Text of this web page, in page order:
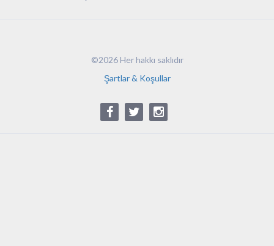
©2026 Her hakkı saklıdır
Şartlar & Koşullar